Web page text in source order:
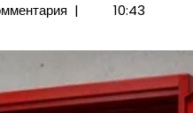
| 10:43